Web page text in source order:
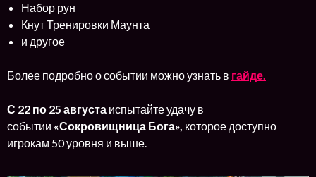
Набор рун
Кнут Тренировки Маунта
и другое
Более подробно о событии можно узнать в гайде.
С 22 по 25 августа испытайте удачу в
событии «Сокровищница Бога», которое доступно
игрокам 50 уровня и выше.